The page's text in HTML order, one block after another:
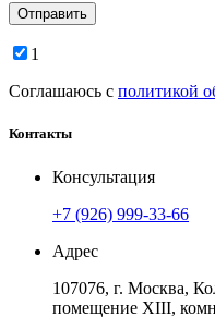
1
Соглашаюсь с политикой
Контакты
Консультация
+7 (926) 999-33-66
Адрес
107076, г. Москва,
помещение ХIII,